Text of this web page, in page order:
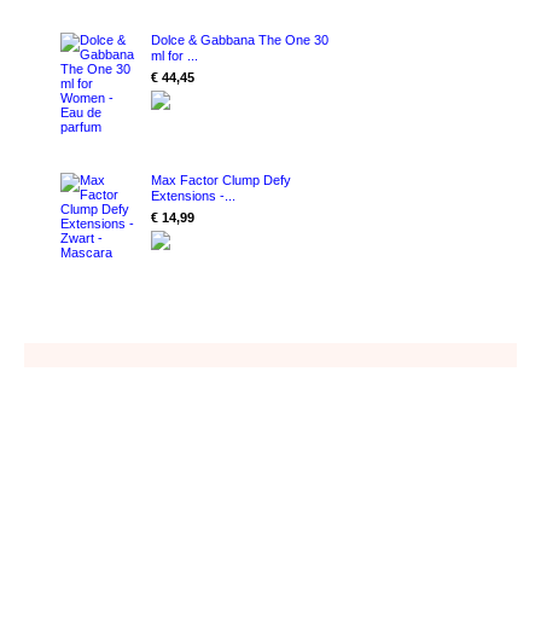
Dolce & Gabbana The One 30
ml for ...
€ 44,45
Max Factor Clump Defy
Extensions -...
€ 14,99